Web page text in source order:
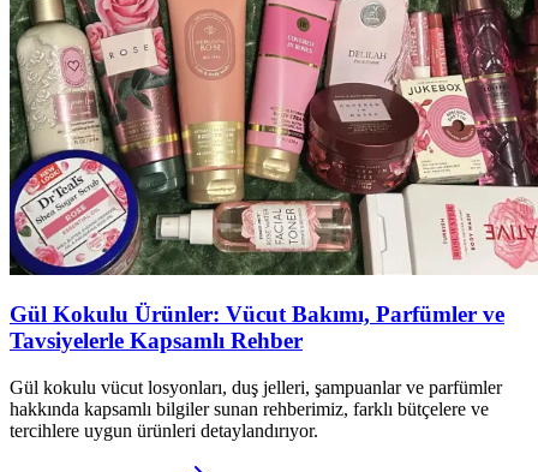
Gül Kokulu Ürünler: Vücut Bakımı, Parfümler ve
Tavsiyelerle Kapsamlı Rehber
Gül kokulu vücut losyonları, duş jelleri, şampuanlar ve parfümler
hakkında kapsamlı bilgiler sunan rehberimiz, farklı bütçelere ve
tercihlere uygun ürünleri detaylandırıyor.